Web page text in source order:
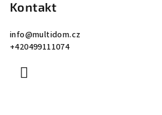
Kontakt
info@multidom.cz
+420499111074